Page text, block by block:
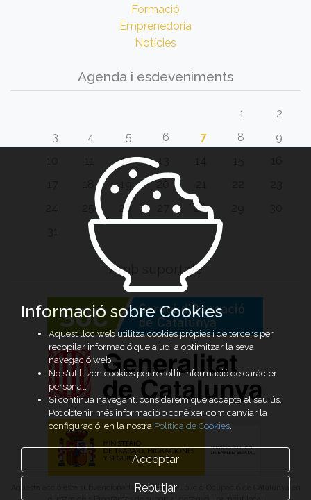
Formació
Emprenedoria
Notícies
Agenda i esdeveniments
1
2
3
4 5 6 7 8
9
12 13
20
26 28
Amb suport de
Aquesta acció està subvencionada pel Servei Públic d’Ocupació de Catalunya en
Informació sobre Cookies
Aquest lloc web utilitza cookies pròpies i de tercers per
recopilar informació que ajudi a optimitzar la seva
navegació web.
No s'utilitzen cookies per recollir informació de caràcter
personal.
Si continua navegant, considerem que accepta el seu ús.
Pot obtenir més informació o conèixer com canviar la
configuració, en la nostra Política de Cookies.
Acceptar
Rebutjar